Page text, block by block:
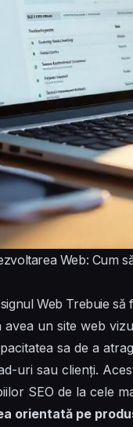
Web: Cum
Web Trebuie să
avea un site web
sa de a
uri sau clienți.
SEO de la cele
orientată pe